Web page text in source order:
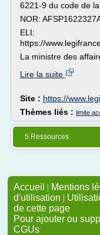
6221-9 du code de
NOR:
ELI:
https://
La ministre des
Lire la suite
Site : https://
Thèmes liés : limite
5 Ressources
Accueil | Mentions
d'utilisation |
de cette page
Pour ajouter ou
CGUs